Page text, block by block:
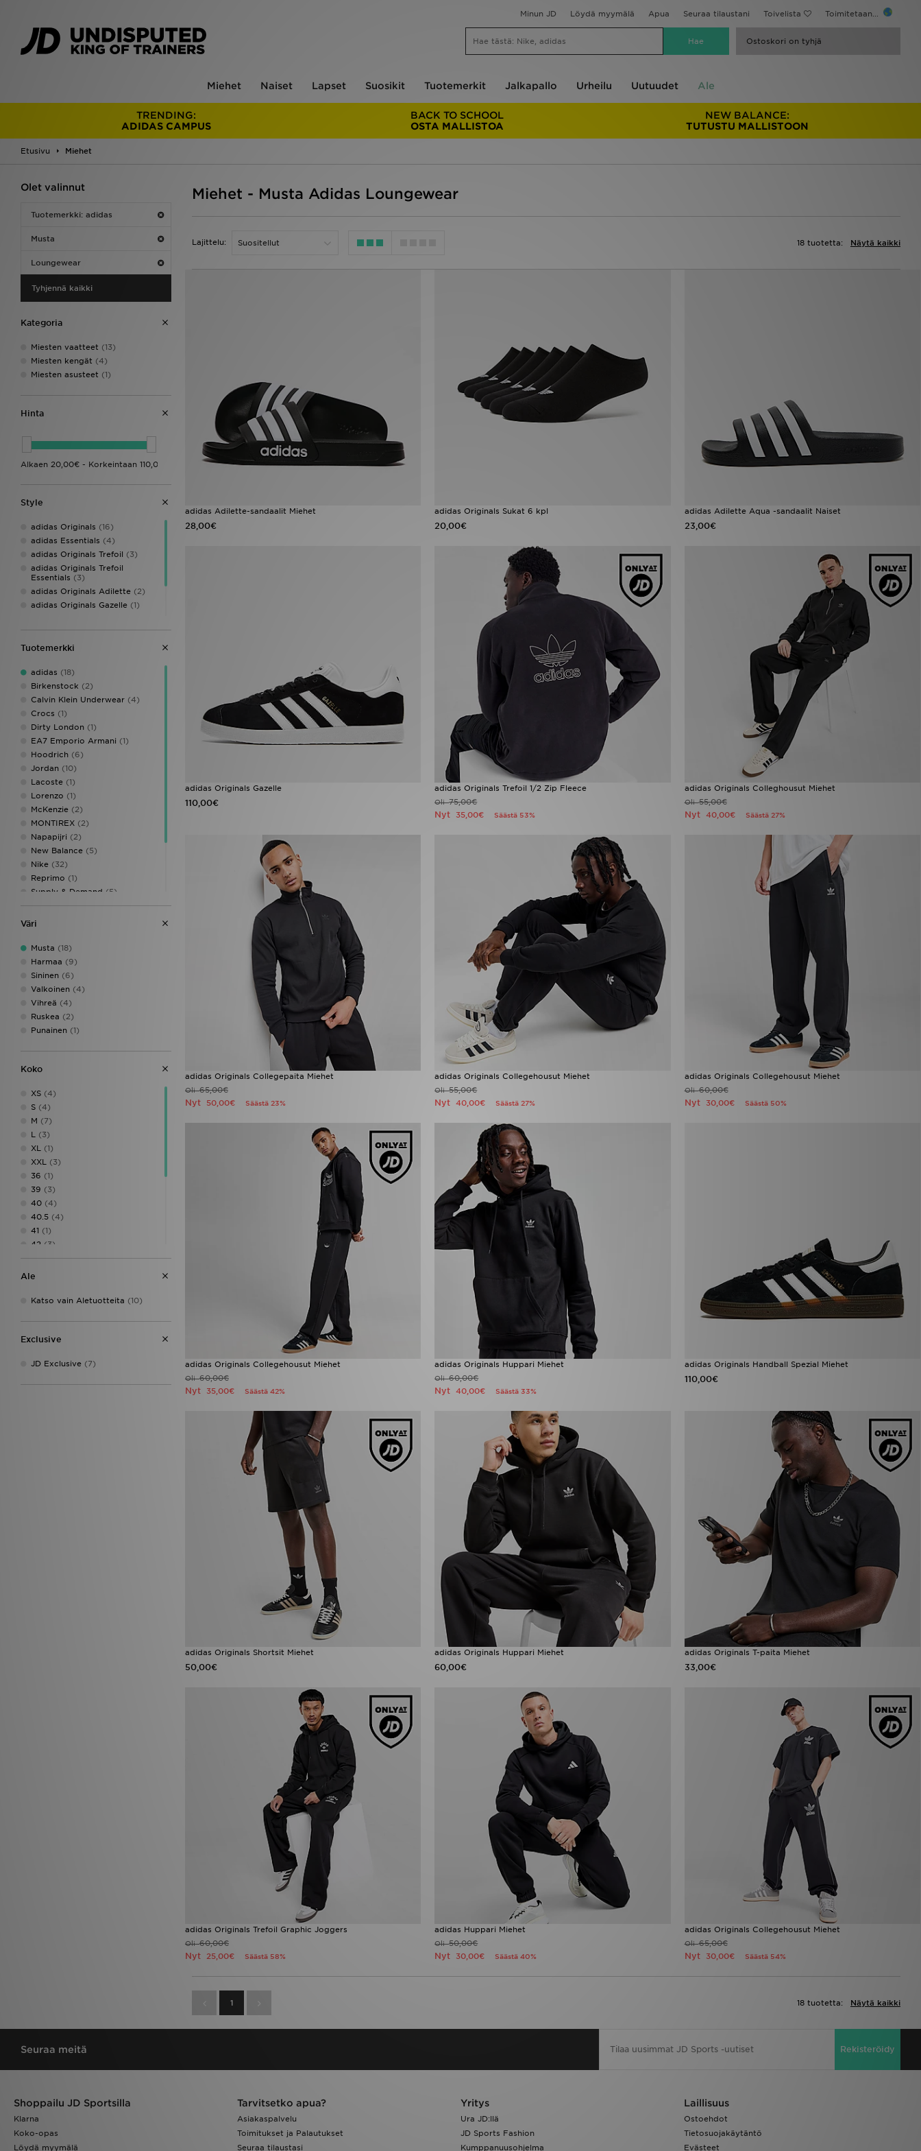
Minun JD Löydä myymälä Apua Seuraa tilaustani Toivelista Toimitetaan...
Ostoskori on tyhjä
Miehet Naiset Lapset Suosikit Tuotemerkit Jalkapallo Urheilu Uutuudet Ale
TRENDING:
ADIDAS CAMPUS
BACK TO SCHOOL
OSTA MALLISTOA
NEW BALANCE:
TUTUSTU MALLISTOON
Etusivu Miehet
Olet valinnut
Tuotemerkki: adidas
Musta
Loungewear
Tyhjennä kaikki
Kategoria
Miesten vaatteet (13)
Miesten kengät (4)
Miesten asusteet (1)
Hinta
Style
adidas Originals (16)
adidas Essentials (4)
adidas Originals Trefoil (3)
adidas Originals Trefoil
Essentials (3)
adidas Originals Adilette (2)
adidas Originals Gazelle (1)
(1)
Spezial(1)
Tuotemerkki
adidas (18)
Birkenstock (2)
Calvin Klein Underwear (4)
Crocs (1)
Dirty London (1)
EA7 Emporio Armani (1)
Hoodrich (6)
Jordan (10)
Lacoste (1)
Lorenzo (1)
McKenzie (2)
MONTIREX (2)
Napapijri (2)
New Balance (5)
Nike (32)
Reprimo (1)
Supply & Demand (5)
The North Face(7)
Under Armour
Zavetti Canada
Väri
Musta (18)
Harmaa (9)
Sininen (6)
Valkoinen (4)
Vihreä (4)
Ruskea (2)
Punainen (1)
Koko
XS (4)
S (4)
M (7)
L
(3)
XL
(1)
XXL
(3)
36 (1)
39 (3)
40 (4)
40.5 (4)
41 (1)
42 (3)
43 1/3(2)
45.5(1)
48(3)
Ale
Katso vain Aletuotteita (10)
Exclusive
JD Exclusive (7)
Miehet - Musta Adidas Loungewear
Lajittelu: Näytä kaikki
18 tuotetta:
adidas Adilette-sandaalit Miehet
28,00€
adidas Originals Sukat 6 kpl
20,00€
adidas Adilette Aqua -sandaalit Naiset
23,00€
adidas Originals Gazelle
110,00€
adidas Originals Trefoil 1/2 Zip Fleece
Oli75,00€
Nyt 35,00€ Säästä 53%
adidas Originals Colleghousut Miehet
Oli55,00€
Nyt 40,00€ Säästä 27%
adidas Originals Collegepaita Miehet
Oli65,00€
Nyt 50,00€ Säästä 23%
adidas Originals Collegehousut Miehet
Oli55,00€
Nyt40,00€ Säästä 27%
adidas Originals Collegehousut Miehet
Oli60,00€
Nyt 30,00€ Säästä 50%
adidas Originals Collegehousut Miehet
Oli60,00€
Nyt 35,00€ Säästä 42%
adidas Originals Huppari Miehet
Oli60,00€
Nyt40,00€ Säästä 33%
adidas Originals Handball Spezial Miehet
110,00€
adidas Originals Shortsit Miehet
50,00€
adidas Originals Huppari Miehet
60,00€
adidas Originals T-paita Miehet
33,00€
adidas Originals Trefoil Graphic Joggers
Oli60,00€
Nyt 25,00€ Säästä 58%
adidas Huppari Miehet
Oli50,00€
Nyt 30,00€ Säästä 40%
adidas Originals Collegehousut Miehet
Oli65,00€
Nyt 30,00€ Säästä 54%
1 Näytä kaikki
18 tuotetta:
Seuraa meitä Rekisteröidy
Shoppailu JD Sportsilla
Klarna
Koko-opas
Löydä myymälä
Tarvitsetko apua?
Asiakaspalvelu
Toimitukset ja Palautukset
Seuraa tilaustasi
Yritys
Ura JD:llä
JD Sports Fashion
Kumppanuusohjelma
Laillisuus
Ostoehdot
Tietosuojakäytäntö
Evästeet